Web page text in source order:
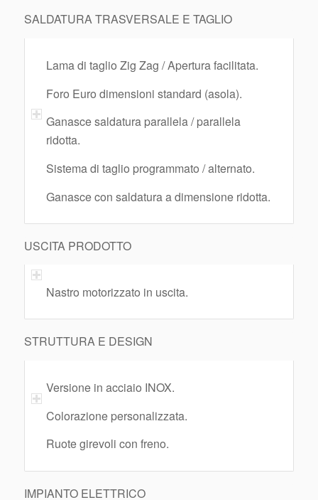
SALDATURA TRASVERSALE E TAGLIO
Lama di taglio Zig Zag / Apertura facilitata.
Foro Euro dimensioni standard (asola).
Ganasce saldatura parallela / parallela
ridotta.
Sistema di taglio programmato / alternato.
Ganasce con saldatura a dimensione ridotta.
USCITA PRODOTTO
Nastro motorizzato in uscita.
STRUTTURA E DESIGN
Versione in acciaio INOX.
Colorazione personalizzata.
Ruote girevoli con freno.
IMPIANTO ELETTRICO